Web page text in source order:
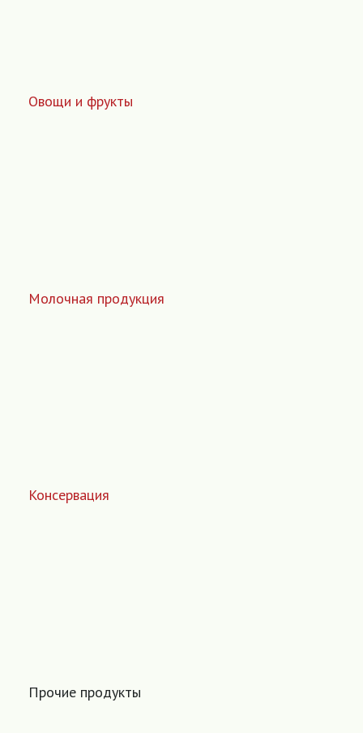
Овощи и фрукты
Молочная продукция
Консервация
Прочие продукты